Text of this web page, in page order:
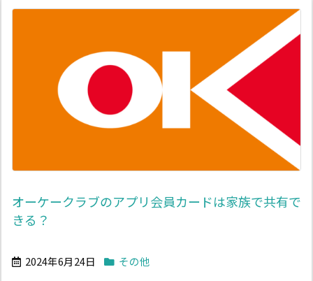
オーケークラブのアプリ会員カードは家族で共有で
きる？
2024年6月24日 その他